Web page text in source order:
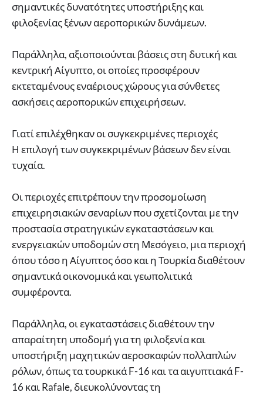
σημαντικές δυνατότητες υποστήριξης και
φιλοξενίας ξένων αεροπορικών δυνάμεων.
Παράλληλα, αξιοποιούνται βάσεις στη δυτική και
κεντρική Αίγυπτο, οι οποίες προσφέρουν
εκτεταμένους εναέριους χώρους για σύνθετες
ασκήσεις αεροπορικών επιχειρήσεων.
Γιατί επιλέχθηκαν οι συγκεκριμένες περιοχές
Η επιλογή των συγκεκριμένων βάσεων δεν είναι
τυχαία.
Οι περιοχές επιτρέπουν την προσομοίωση
επιχειρησιακών σεναρίων που σχετίζονται με την
προστασία στρατηγικών εγκαταστάσεων και
ενεργειακών υποδομών στη Μεσόγειο, μια περιοχή
όπου τόσο η Αίγυπτος όσο και η Τουρκία διαθέτουν
σημαντικά οικονομικά και γεωπολιτικά
συμφέροντα.
Παράλληλα, οι εγκαταστάσεις διαθέτουν την
απαραίτητη υποδομή για τη φιλοξενία και
υποστήριξη μαχητικών αεροσκαφών πολλαπλών
ρόλων, όπως τα τουρκικά F-16 και τα αιγυπτιακά F-
16 και Rafale, διευκολύνοντας τη